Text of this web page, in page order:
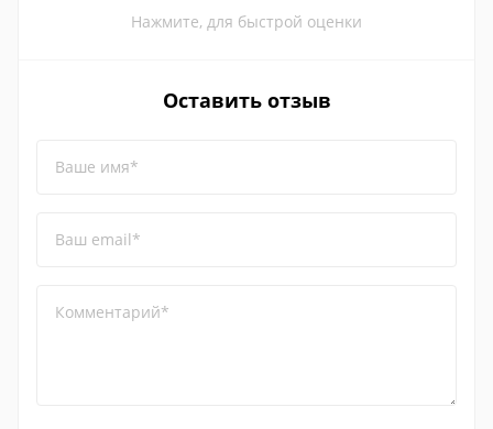
Нажмите, для быстрой оценки
Оставить отзыв
Ваше имя*
Ваш email*
Комментарий*